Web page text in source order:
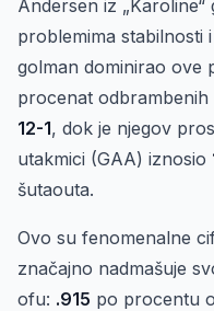
Andersen iz
problemima stabilnosti
golman dominirao ove
procenat odbrambenih
12-1, dok je njegov
utakmici (GAA) iznosio
šutaouta.
Ovo su fenomenalne
značajno nadmašuje
ofu: .915 po procentu